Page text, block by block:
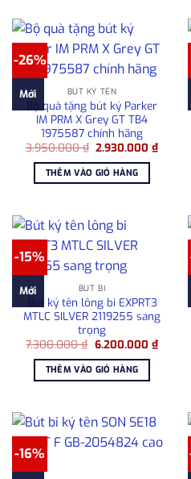
-26%
Mới BÚT KÝ TÊN
Bộ quà tặng bút ký Parker
IM PRM X Grey GT TB4
1975587 chính hãng
3.950.000₫ Giá
là:
3.950.000 ₫.
2.930.000₫Giá
hiện
THÊM VÀO GIỎ HÀNG
-15%
Mới BÚT BI
Bút ký tên lông bi EXPRT3
MTLC SILVER 2119255 sang
trọng
7.300.000₫ Giá
là:
7.300.000 ₫.
6.200.000 ₫Giá
THÊM VÀO GIỎ HÀNG
-16%